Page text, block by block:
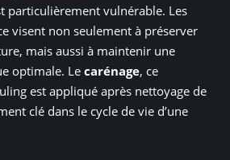
particulièrement vulnérable. Les
visent non seulement à préserver
mais aussi à maintenir une
optimale. Le carénage, ce
est appliqué après nettoyage de
clé dans le cycle de vie d’une